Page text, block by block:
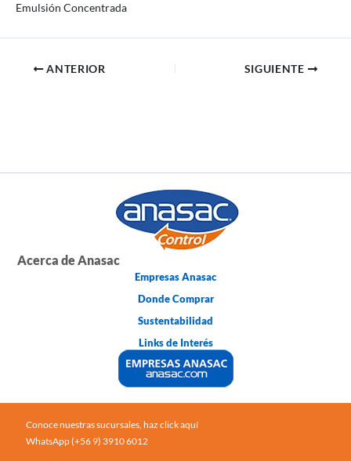
Emulsión Concentrada
ANTERIOR SIGUIENTE
Acerca de Anasac
Empresas Anasac
Donde Comprar
Sustentabilidad
Links de Interés
Conoce nuestras sucursales, haz click aquí
WhatsApp (+56 9) 3910 6012